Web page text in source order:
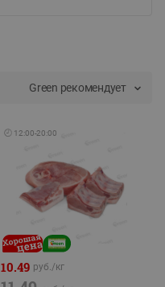
Green рекомендует
🕘 12:00-20:00
10.49 руб./кг